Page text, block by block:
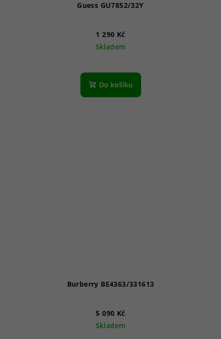
Guess GU7852/32Y
1 290 Kč
Skladem
Do košíku
Burberry BE4363/331613
5 090 Kč
Skladem